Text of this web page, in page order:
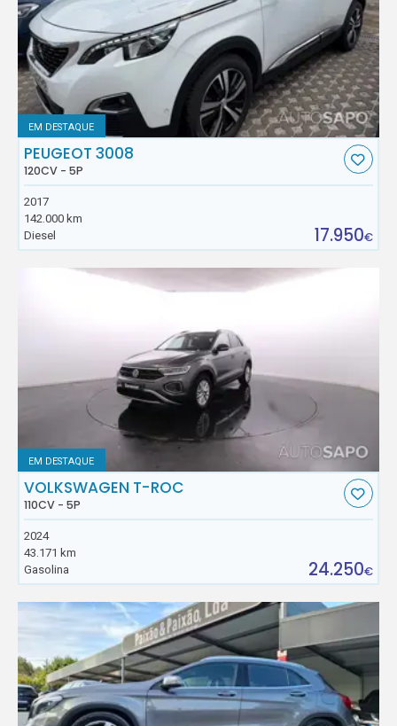
EM DESTAQUE
PEUGEOT 3008
120CV - 5P
2017
142.000 km
Diesel
17.950€
EM DESTAQUE
VOLKSWAGEN T-ROC
110CV - 5P
2024
43.171 km
Gasolina
24.250€